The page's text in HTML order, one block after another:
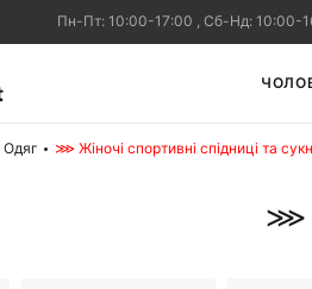
Пн-Пт: 10:00-17:00 , Сб-Нд: 10:00-
Одяг ⋙ Жіночі спортивні спідниці та
⋙